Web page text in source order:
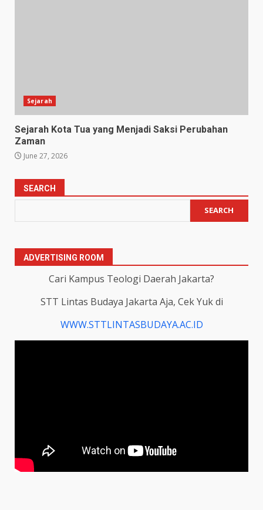
Sejarah
Sejarah Kota Tua yang Menjadi Saksi Perubahan
Zaman
June 27, 2026
SEARCH
SEARCH
ADVERTISING ROOM
Cari Kampus Teologi Daerah Jakarta?
STT Lintas Budaya Jakarta Aja, Cek Yuk di
WWW.STTLINTASBUDAYA.AC.ID